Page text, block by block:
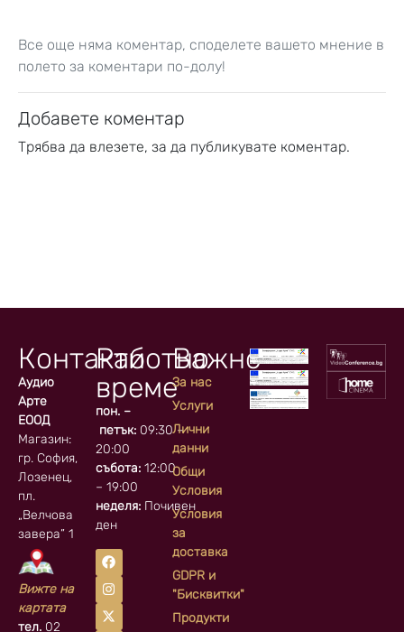
Все още няма коментар, споделете вашето мнение в
полето за коментари по-долу!
Добавете коментар
Трябва да влезете, за да публикувате коментар.
Контакти
Аудио
Арте
ЕООД
Магазин:
гр. София, кв.
Лозенец,
пл.
„Велчова
завера” 1
Вижте на
картата
тел. 02
Работно
време
пон. –
петък:09:30 –
20:00
събота:12:00
– 19:00
неделя:Почивен
ден
Важно
За нас
Услуги
Лични
данни
Общи
Условия
Условия
за
доставка
GDPR и
"Бисквитки"
Продукти